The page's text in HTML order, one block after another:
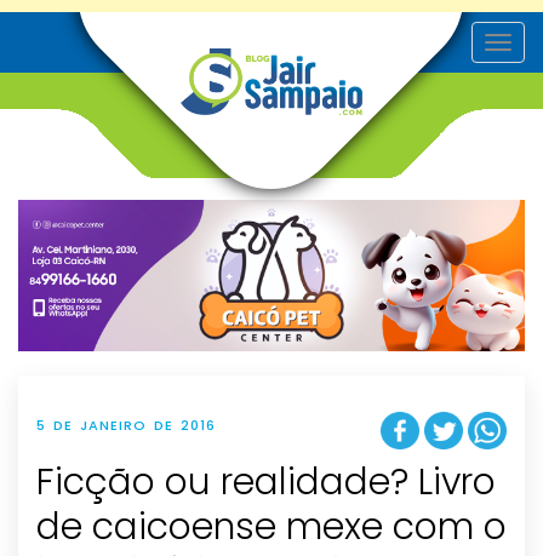
T
o
v
g
t
i
o
n
5 DE JANEIRO DE 2016
Ficção ou realidade? Livro
de caicoense mexe com o